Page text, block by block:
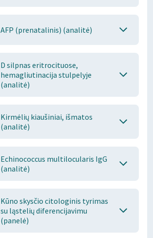
AFP (prenatalinis) (analitė)
D silpnas eritrocituose,
hemagliutinacija stulpelyje
(analitė)
Kirmėlių kiaušiniai, išmatos
(analitė)
Echinococcus multilocularis IgG
(analitė)
Kūno skysčio citologinis tyrimas
su ląstelių diferencijavimu
(panelė)